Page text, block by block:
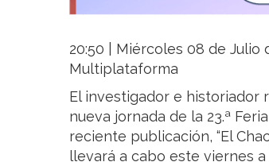
20:50 | Miércoles 08 de Julio
Multiplataforma
El investigador e historiador
nueva jornada de la 23.ª
reciente publicación, “El
llevará a cabo este viernes